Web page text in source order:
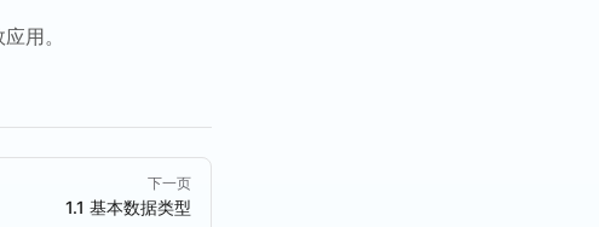
用。
下一页
1.1 基本数据类型